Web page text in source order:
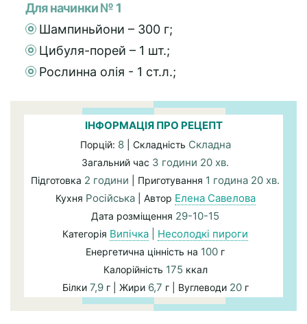
Для начинки № 1
Шампиньйони – 300 г;
Цибуля-порей – 1 шт.;
Рослинна олія - 1 ст.л.;
ІНФОРМАЦІЯ ПРО РЕЦЕПТ
Порцій: 8| Складність Складна
Загальний час 3 години 20 хв.
Підготовка 2 години | Приготування 1 година 20 хв.
Кухня Російська| Автор Елена Савелова
Дата розміщення 29-10-15
Категорія Випічка Несолодкі пироги
Енергетична цінність на 100 г
Калорійність 175 ккал
Білки 7,9г | Жири 6,7 г | Вуглеводи 20г